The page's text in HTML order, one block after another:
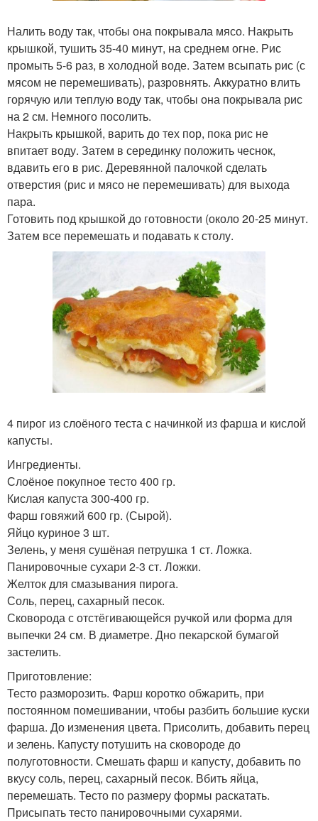
Налить воду так, чтобы она покрывала мясо. Накрыть
крышкой, тушить 35-40 минут, на среднем огне. Рис
промыть 5-6 раз, в холодной воде. Затем всыпать рис (с
мясом не перемешивать), разровнять. Аккуратно влить
горячую или теплую воду так, чтобы она покрывала рис
на 2 см. Немного посолить.
Накрыть крышкой, варить до тех пор, пока рис не
впитает воду. Затем в серединку положить чеснок,
вдавить его в рис. Деревянной палочкой сделать
отверстия (рис и мясо не перемешивать) для выхода
пара.
Готовить под крышкой до готовности (около 20-25 минут.
Затем все перемешать и подавать к столу.
4 пирог из слоёного теста с начинкой из фарша и кислой
капусты.
Ингредиенты.
Слоёное покупное тесто 400 гр.
Кислая капуста 300-400 гр.
Фарш говяжий 600 гр. (Сырой).
Яйцо куриное 3 шт.
Зелень, у меня сушёная петрушка 1 ст. Ложка.
Панировочные сухари 2-3 ст. Ложки.
Желток для смазывания пирога.
Соль, перец, сахарный песок.
Сковорода с отстёгивающейся ручкой или форма для
выпечки 24 см. В диаметре. Дно пекарской бумагой
застелить.
Приготовление:
Тесто разморозить. Фарш коротко обжарить, при
постоянном помешивании, чтобы разбить большие куски
фарша. До изменения цвета. Присолить, добавить перец
и зелень. Капусту потушить на сковороде до
полуготовности. Смешать фарш и капусту, добавить по
вкусу соль, перец, сахарный песок. Вбить яйца,
перемешать. Тесто по размеру формы раскатать.
Присыпать тесто панировочными сухарями.